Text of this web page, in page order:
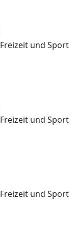
Freizeit und Sport
Freizeit und Sport
Freizeit und Sport